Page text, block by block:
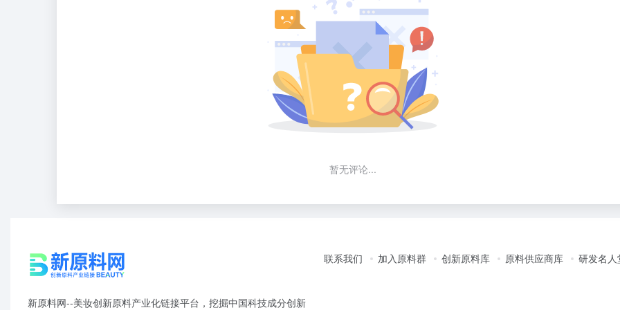
暂无评论...
新原料网--美妆创新原料产业化链接平台，挖掘中国科技成分创新
联系我们 加入原料群 创新原料库 原料供应商库 研发名人